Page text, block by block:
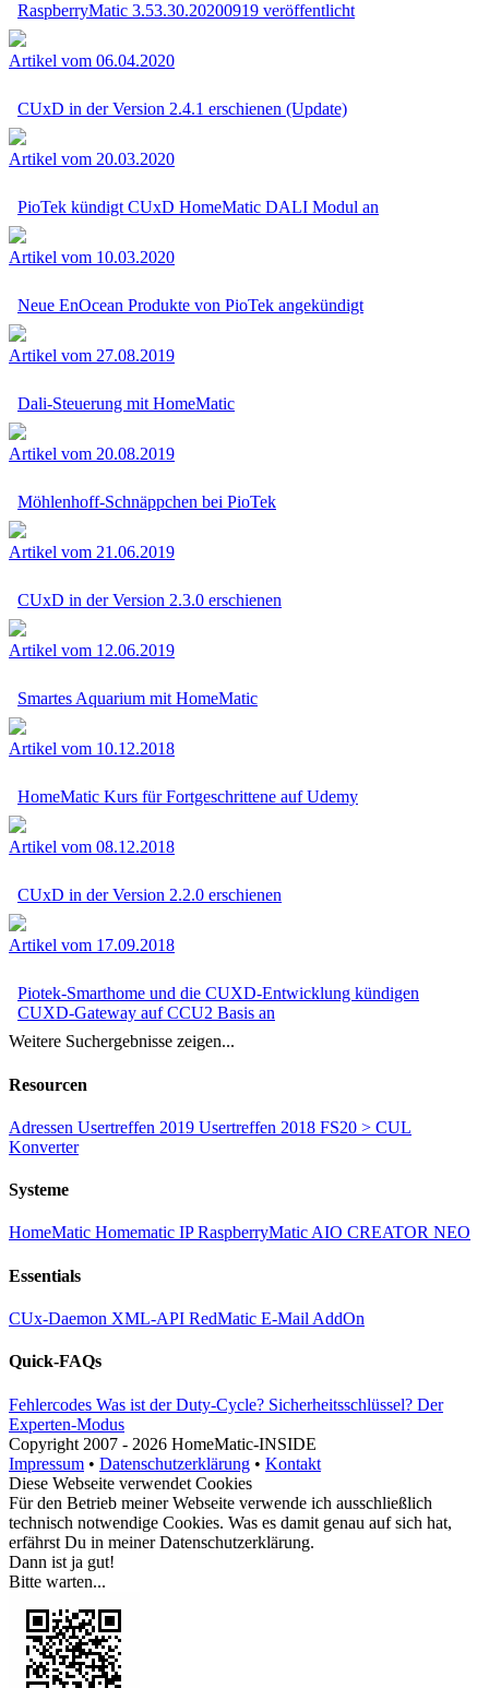
RaspberryMatic 3.53.30.20200919 veröffentlicht
Artikel vom 06.04.2020
CUxD in der Version 2.4.1 erschienen (Update)
Artikel vom 20.03.2020
PioTek kündigt CUxD HomeMatic DALI Modul an
Artikel vom 10.03.2020
Neue EnOcean Produkte von PioTek angekündigt
Artikel vom 27.08.2019
Dali-Steuerung mit HomeMatic
Artikel vom 20.08.2019
Möhlenhoff-Schnäppchen bei PioTek
Artikel vom 21.06.2019
CUxD in der Version 2.3.0 erschienen
Artikel vom 12.06.2019
Smartes Aquarium mit HomeMatic
Artikel vom 10.12.2018
HomeMatic Kurs für Fortgeschrittene auf Udemy
Artikel vom 08.12.2018
CUxD in der Version 2.2.0 erschienen
Artikel vom 17.09.2018
Piotek-Smarthome und die CUXD-Entwicklung kündigen
CUXD-Gateway auf CCU2 Basis an
Weitere Suchergebnisse zeigen...
Resourcen
Adressen Usertreffen 2019 Usertreffen 2018 FS20 > CUL
Konverter
Systeme
HomeMatic Homematic IPRaspberryMaticAIO CREATOR NEO
Essentials
CUx-Daemon XML-API RedMatic E-Mail AddOn
Quick-FAQs
Fehlercodes Was ist der Duty-Cycle? Sicherheitsschlüssel? Der
Experten-Modus
Copyright 2007 - 2026 HomeMatic-INSIDE
Impressum • Datenschutzerklärung • Kontakt
Diese Webseite verwendet Cookies
Für den Betrieb meiner Webseite verwende ich ausschließlich
technisch notwendige Cookies. Was es damit genau auf sich hat,
erfährst Du in meinerDatenschutzerklärung.
Dann ist ja gut!
Bitte warten...